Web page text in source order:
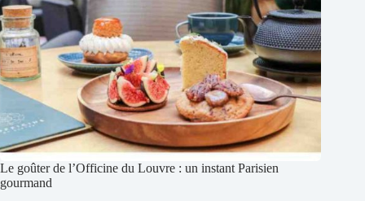
Le goûter de l’Officine du Louvre : un instant Parisien
gourmand